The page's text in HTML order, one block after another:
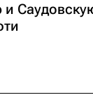
и